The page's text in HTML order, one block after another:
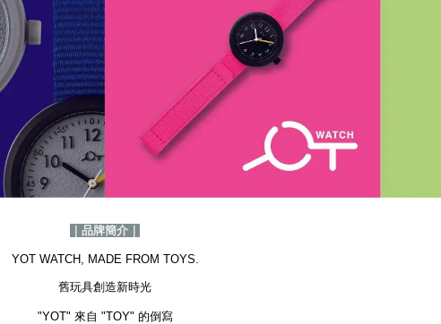
｜品牌簡介｜
YOT WATCH, MADE FROM TOYS.
舊玩具創造新時光
"YOT" 來自 "TOY" 的倒寫